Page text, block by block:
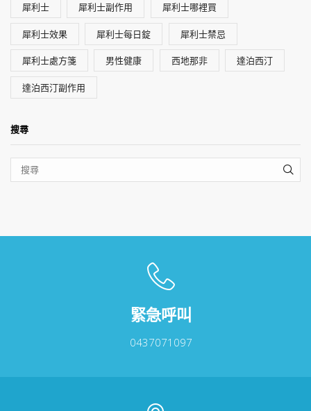
犀利士 犀利士副作用 犀利士哪裡買
犀利士效果 犀利士每日錠 犀利士禁忌
犀利士處方箋 男性健康 西地那非 達泊西汀
達泊西汀副作用
搜尋
緊急呼叫
0437071097